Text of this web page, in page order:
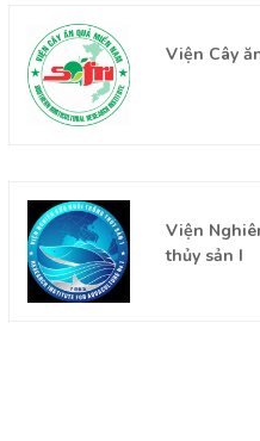
Viện Cây
Viện
thủy sản I